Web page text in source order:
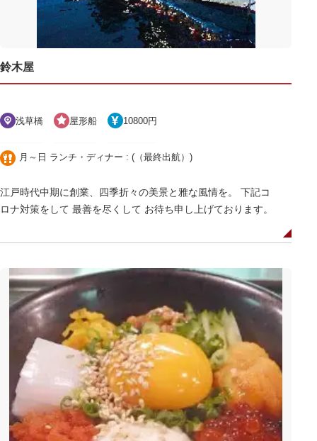
鈴木屋
浅草橋 屋形船 10800円
月～日 ランチ・ディナー : (（最終出航）)
江戸時代中期に創業、四季折々の美景と雅な風情を。 下記コ
ロナ対策をして 最善を尽くして お待ち申し上げております。